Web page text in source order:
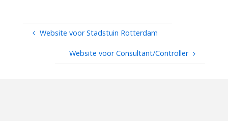
Website voor Stadstuin Rotterdam
Website voor Consultant/Controller